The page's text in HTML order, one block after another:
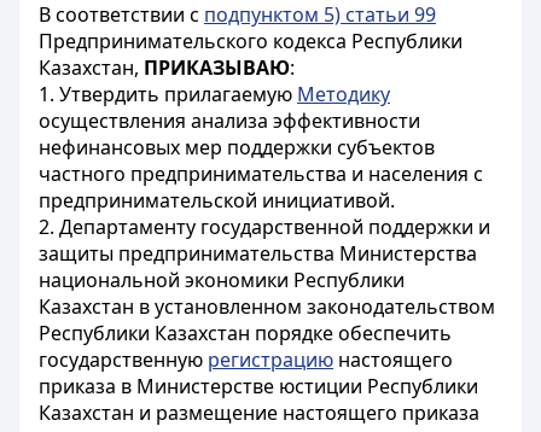
В соответствии с подпунктом 5) статьи 99
Предпринимательского кодекса Республики
Казахстан, ПРИКАЗЫВАЮ:
1. Утвердить прилагаемую Методику
осуществления анализа эффективности
нефинансовых мер поддержки субъектов
частного предпринимательства и населения с
предпринимательской инициативой.
2. Департаменту государственной поддержки и
защиты предпринимательства Министерства
национальной экономики Республики
Казахстан в установленном законодательством
Республики Казахстан порядке обеспечить
государственную регистрацию настоящего
приказа в Министерстве юстиции Республики
Казахстан и размещение настоящего приказа